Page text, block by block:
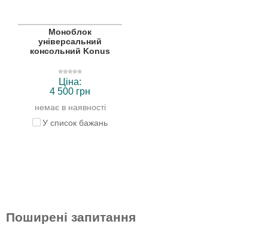
Моноблок
універсальний
консольний Konus
Ціна:
4 500 грн
немає в наявності
У список бажань
Поширені запитання